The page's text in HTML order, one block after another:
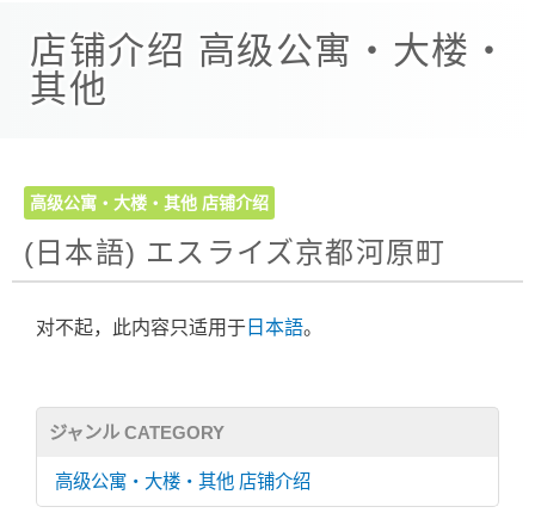
店铺介绍 高级公寓・大楼・
其他
高级公寓・大楼・其他 店铺介绍
(日本語) エスライズ京都河原町
对不起，此内容只适用于 日本語。
ジャンル CATEGORY
高级公寓・大楼・其他 店铺介绍